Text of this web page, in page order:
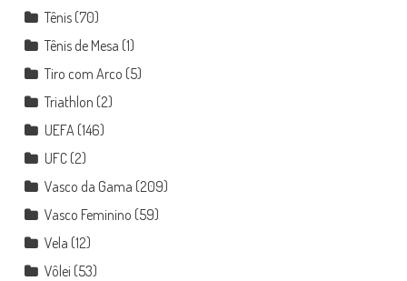
Tênis(70)
Tênis de Mesa (1)
Tiro com Arco (5)
Triathlon (2)
UEFA(146)
UFC(2)
Vasco da Gama (209)
Vasco Feminino (59)
Vela (12)
Vôlei (53)